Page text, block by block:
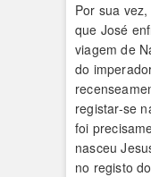
Por sua
que José
viagem de
do
registar-se
foi
nasceu
no registo